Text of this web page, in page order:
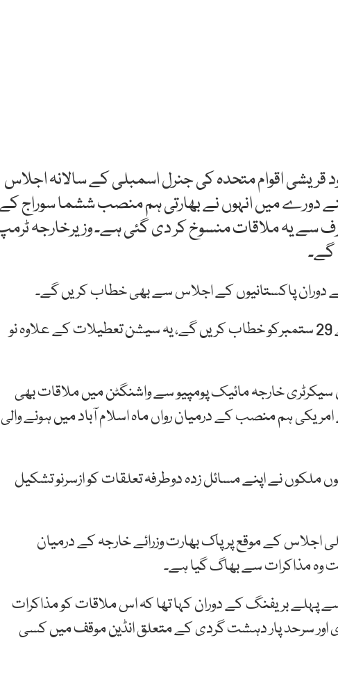
قریشی اقوام متحدہ کی جنرل اسمبلی کے سالانہ اجلاس
دورے میں انہوں نے بھارتی ہم منصب ششما سوراج
سے یہ ملاقات منسوخ کر دی گئی ہے۔ وزیرخارجہ
گے۔
پاکستانیوں کے اجلاس سے بھی خطاب کریں گے۔
پاکستانی وزیر خارجہ جنرل اسمبلی کے سیشن سے 29 ستمبرکو خطاب کریں گے، یہ سیشن تعطیلات کے علاوہ نو
سیکرٹری خارجہ مائیک پومپیو سے واشنگٹن میں ملاقات بھی
ہم منصب کے درمیان رواں ماہ اسلام آباد میں ہونے والی
ملکوں نے اپنے مسائل زدہ دوطرفہ تعلقات کو ازسرنو تشکیل
کے موقع پر پاک بھارت وزرائے خارجہ کے درمیان
وہ مذاکرات سے بھاگ گیا ہے۔
پہلے بریفنگ کے دوران کہا تھا کہ اس ملاقات کو مذاکرات
اور سرحد پار دہشت گردی کے متعلق انڈین موقف میں کسی